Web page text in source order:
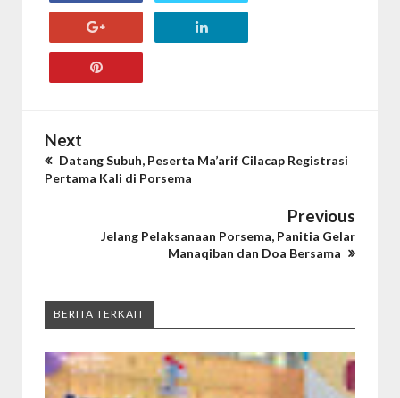
Next
Datang Subuh, Peserta Ma’arif Cilacap Registrasi
Pertama Kali di Porsema
Previous
Jelang Pelaksanaan Porsema, Panitia Gelar
Manaqiban dan Doa Bersama
BERITA TERKAIT